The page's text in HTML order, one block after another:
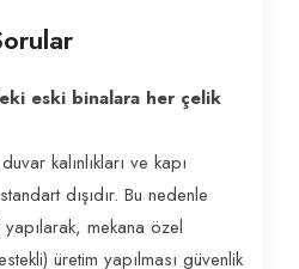
eski binalara her çelik
kalınlıkları ve kapı
dışıdır. Bu nedenle
mekana özel
üretim yapılması güvenlik